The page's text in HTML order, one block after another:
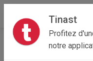
Tinast
Profitez
notre
Accueil Recherche